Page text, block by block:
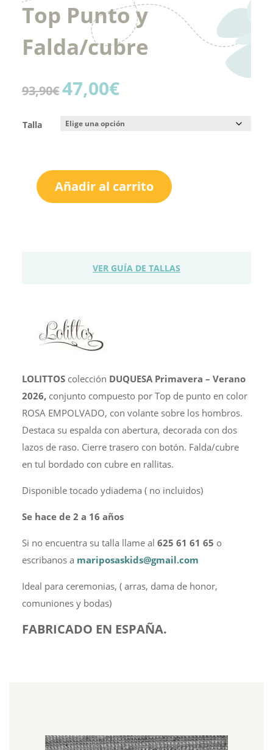
Top Punto y
Falda/cubre
93,90€El
precio
era:
47,00€El
es:
Talla
Lolittos
Añadir al carrito
VER GUÍA DE TALLAS
LOLITTOScolección DUQUESA Primavera – Verano
2026, conjunto compuesto por Top de punto en color
ROSA EMPOLVADO, con volante sobre los hombros.
Destaca su espalda con abertura, decorada con dos
lazos de raso. Cierre trasero con botón. Falda/cubre
en tul bordado con cubre en rallitas.
Disponible tocado ydiadema ( no incluidos)
Se hace de 2 a 16 años
Si no encuentra su talla llame al 625 61 61 65 o
escribanos a mariposaskids@gmail.com
Ideal para ceremonias, ( arras, dama de honor,
comuniones y bodas)
FABRICADO EN ESPAÑA.